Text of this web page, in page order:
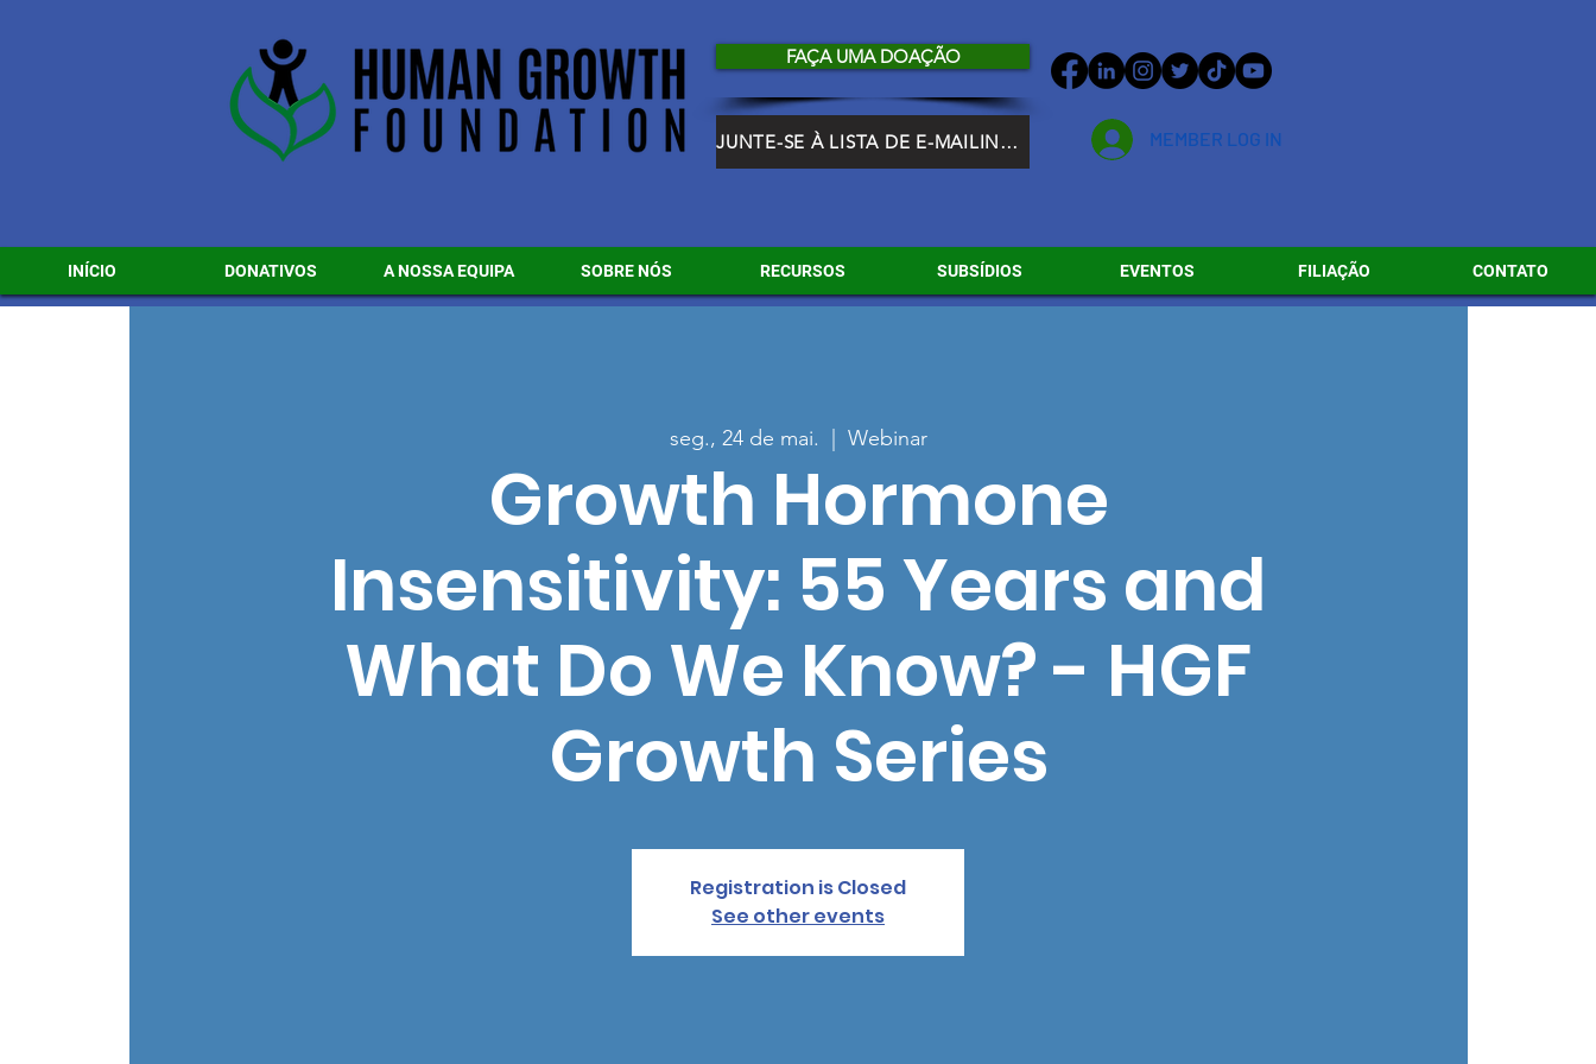
FAÇA UMA DOAÇÃO
JUNTE-SE À LISTA DE E-MAILING DO HGF MEMBER LOG IN
INÍCIO DONATIVOS A NOSSA EQUIPA SOBRE NÓS RECURSOS SUBSÍDIOS EVENTOS FILIAÇÃO CONTATO
seg., 24 de mai. Webinar
Growth Hormone
Insensitivity: 55 Years and
What Do We Know? - HGF
Growth Series
Registration is Closed
See other events